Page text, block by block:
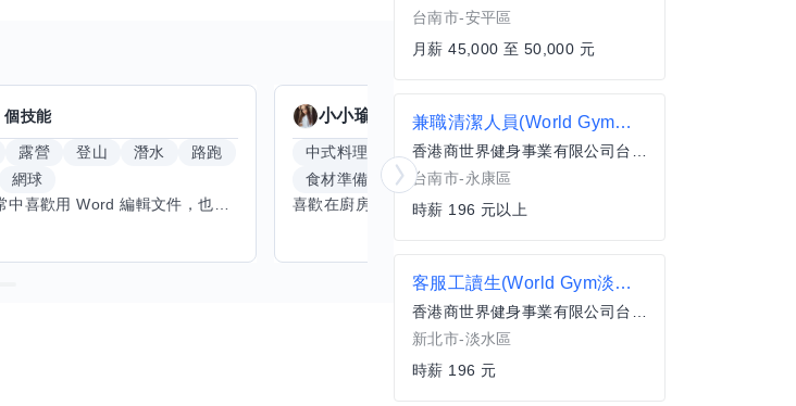
個技能
露營 登山 潛水
路跑
網球
我熱愛日文，日常中喜歡用 Word 編輯文件，也對創業有不少想法。希望能找到願意和我交換技能的朋友，我願意分享日文和辦公軟體技巧，期待學習手繪和烏克麗麗，感受不同的藝術魅力。年長帶來沉澱與耐心，願與你互相成長，一同探索新領域的喜悅。
小小瑜 23個技能
中式料理 食材知識
簡餐料理
食材準備
中文 商品管理
台南市-安平區
月薪 45,000 至 50,000 元
兼職清潔人員(World Gym台南永康店)
香港商世界健身事業有限公司台灣分公司
台南市-永康區
時薪 196 元以上
客服工讀生(World Gym淡水店)
香港商世界健身事業有限公司台灣分公司
新北市-淡水區
時薪 196 元